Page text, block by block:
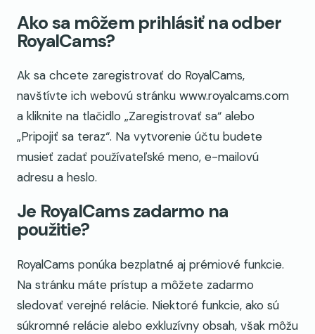
Ako sa môžem prihlásiť na odber
RoyalCams?
Ak sa chcete zaregistrovať do RoyalCams,
navštívte ich webovú stránku www.royalcams.com
a kliknite na tlačidlo „Zaregistrovať sa“ alebo
„Pripojiť sa teraz“. Na vytvorenie účtu budete
musieť zadať používateľské meno, e-mailovú
adresu a heslo.
Je RoyalCams zadarmo na
použitie?
RoyalCams ponúka bezplatné aj prémiové funkcie.
Na stránku máte prístup a môžete zadarmo
sledovať verejné relácie. Niektoré funkcie, ako sú
súkromné relácie alebo exkluzívny obsah, však môžu